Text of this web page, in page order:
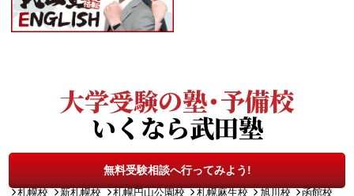
無料受験相談へ行ってみよう!
大学受験の塾・予備校
いくなら武田塾
北海道
札幌校 新札幌校 札幌円山公園校 札幌麻生校 旭川校 函館校